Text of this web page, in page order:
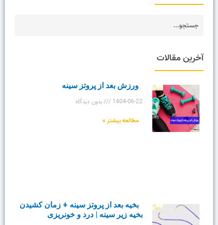
آخرین مقالات
ورزش بعد از پروتز سینه
1404-06-22
بدون دیدگاه
مطالعه بیشتر »
بخیه بعد از پروتز سینه + زمان کشیدن
بخیه زیر سینه | درد و خونریزی